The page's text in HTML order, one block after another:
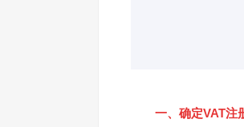
一、确定VAT注